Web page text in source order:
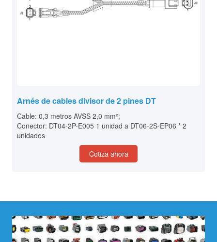
Arnés de cables divisor de 2 pines DT
Cable: 0,3 metros AVSS 2,0 mm²;
Conector: DT04-2P-E005 1 unidad a DT06-2S-EP06 * 2
unidades
Cotiza ahora